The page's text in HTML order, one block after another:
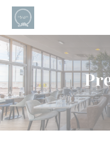
Personnalisation de vos choix